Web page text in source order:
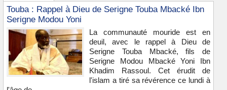
Touba : Rappel à Dieu de Serigne Touba Mbacké Ibn
Serigne Modou Yoni
La communauté mouride est en
deuil, avec le rappel à Dieu de
Serigne Touba Mbacké, fils de
Serigne Modou Mbacké Yoni Ibn
Khadim Rassoul. Cet érudit de
l'islam a tiré sa révérence ce lundi à